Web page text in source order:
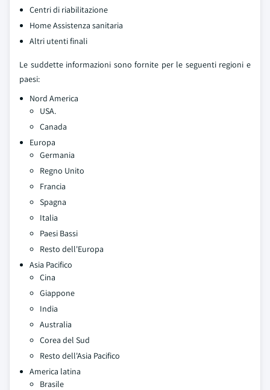
Centri di riabilitazione
Home Assistenza sanitaria
Altri utenti finali
Le suddette informazioni sono fornite per le seguenti regioni e
paesi:
Nord America
USA.
Canada
Europa
Germania
Regno Unito
Francia
Spagna
Italia
Paesi Bassi
Resto dell'Europa
Asia Pacifico
Cina
Giappone
India
Australia
Corea del Sud
Resto dell'Asia Pacifico
America latina
Brasile